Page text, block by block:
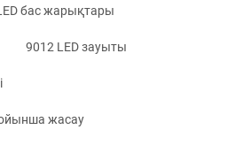
бас жарықтары
9012 LED зауыты
жасау